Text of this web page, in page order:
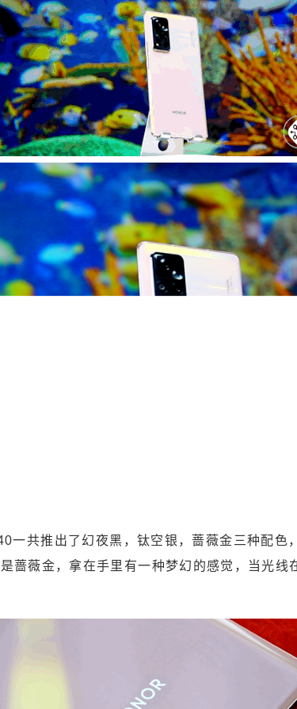
一共推出了幻夜黑，钛空银，蔷薇金三种配色
蔷薇金，拿在手里有一种梦幻的感觉，当光线